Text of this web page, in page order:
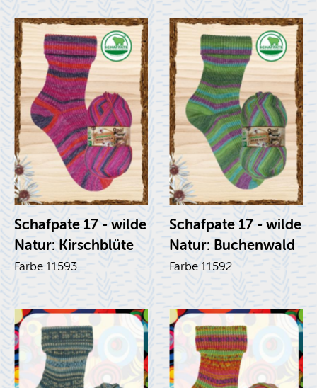
Schaf­pa­te 17 - wilde
Natur: Kirsch­blü­te
Farbe 11593
Schaf­pa­te 17 - wilde
Natur: Bu­chen­wald
Farbe 11592